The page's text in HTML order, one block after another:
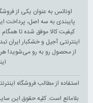
اوناتس به عنوان یکی از
کیفیت کالا موفق شده تا
اینترنتی آجیل و خشکبار ایران
از محصول رو به رو می‌شوید!
استفاده از مطالب فروشگاه
بلامانع است. کلیه حقوق این